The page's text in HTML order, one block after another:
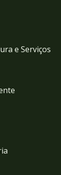
e Serviços